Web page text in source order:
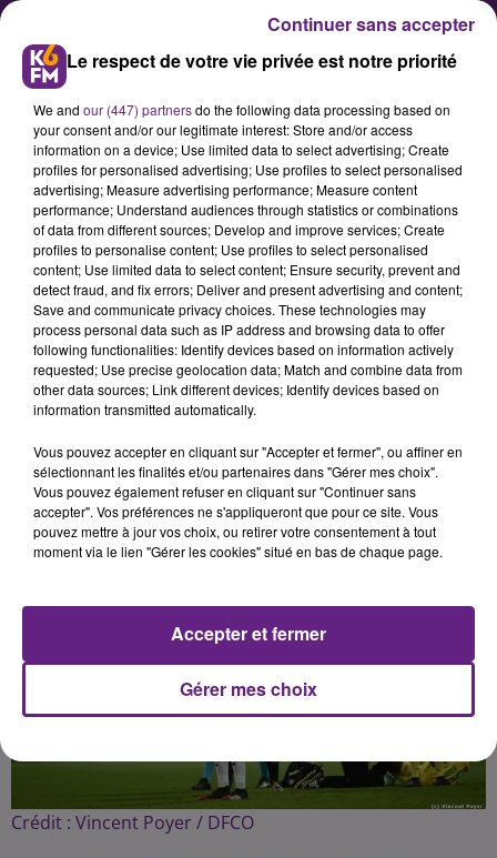
Football : Alfred Gomis absent
au moins 2 mois
Le gardien de but dijonnais, blessé
samedi soir face à Nantes, a passé
un IRM ce lundi qui a confirmé une
rupture du ligament croisé
Publié : 11 février 2020 à 8h00 par Fabrice Aubry
Crédit : Vincent Poyer / DFCO
Le respect de votre vie privée est notre priorité
We and our (447) partnersdo the following data processing based on
your consent and/or our legitimate interest: Store and/or access
information on a device; Use limited data to select advertising; Create
profiles for personalised advertising; Use profiles to select personalised
advertising; Measure advertising performance; Measure content
performance; Understand audiences through statistics or combinations
of data from different sources; Develop and improve services; Create
profiles to personalise content; Use profiles to select personalised
content; Use limited data to select content; Ensure security, prevent and
detect fraud, and fix errors; Deliver and present advertising and content;
Save and communicate privacy choices. These technologies may
process personal data such as IP address and browsing data to offer
following functionalities: Identify devices based on information actively
requested; Use precise geolocation data; Match and combine data from
other data sources; Link different devices; Identify devices based on
information transmitted automatically.
Vous pouvez accepter en cliquant sur "Accepter et fermer", ou affiner en
sélectionnant les finalités et/ou partenaires dans "Gérer mes choix".
Vous pouvez également refuser en cliquant sur "Continuer sans
accepter". Vos préférences ne s'appliqueront que pour ce site. Vous
pouvez mettre à jour vos choix, ou retirer votre consentement à tout
moment via le lien "Gérer les cookies" situé en bas de chaque page.
Gérer mes choix
Accepter et fermer
Continuer sans accepter